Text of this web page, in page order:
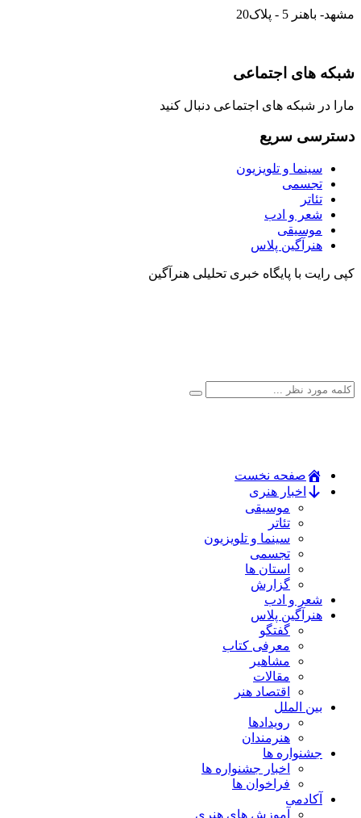
مشهد- باهنر 5 - پلاک20
شبکه های اجتماعی
مارا در شبکه های اجتماعی دنبال کنید
دسترسی سریع
سینما و تلویزیون
تجسمی
تئاتر
شعر و ادب
موسیقی
هنرآگین پلاس
کپی رایت با پایگاه خبری تحلیلی هنرآگین
صفحه نخست
اخبار هنری
موسیقی
تئاتر
سینما و تلویزیون
تجسمی
استان ها
گزارش
شعر و ادب
هنرآگین پلاس
گفتگو
معرفی کتاب
مشاهیر
مقالات
اقتصاد هنر
بین الملل
رویدادها
هنرمندان
جشنواره ها
اخبار جشنواره ها
فراخوان ها
آکادمی
آموزش های هنری